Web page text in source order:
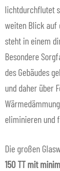
lichtdurchflutet
weiten Blick auf
steht in einem
Besondere
des Gebäudes
und daher über
eliminieren und
Die großen
150 TT mit